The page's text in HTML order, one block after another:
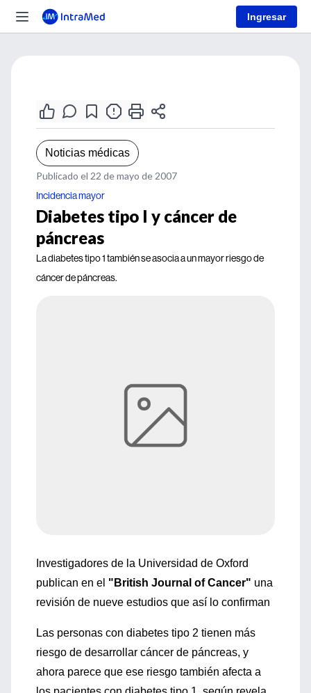
Ingresar
Noticias médicas
Publicado el 22 de mayo de 2007
Incidencia mayor
Diabetes tipo I y cáncer de
páncreas
La diabetes tipo 1 también se asocia a un mayor riesgo de
cáncer de páncreas.
Investigadores de la Universidad de Oxford
publican en el "British Journal of Cancer" una
revisión de nueve estudios que así lo confirman
Las personas con diabetes tipo 2 tienen más
riesgo de desarrollar cáncer de páncreas, y
ahora parece que ese riesgo también afecta a